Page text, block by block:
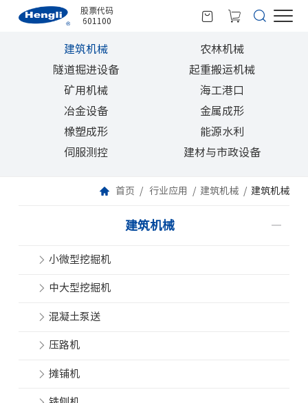
股票代码
601100
建筑机械
农林机械
隧道掘进设备
起重搬运机械
矿用机械
海工港口
冶金设备
金属成形
橡塑成形
能源水利
伺服测控
建材与市政设备
首页 行业应用 建筑机械 建筑机械
建筑机械
小微型挖掘机
中大型挖掘机
混凝土泵送
压路机
摊铺机